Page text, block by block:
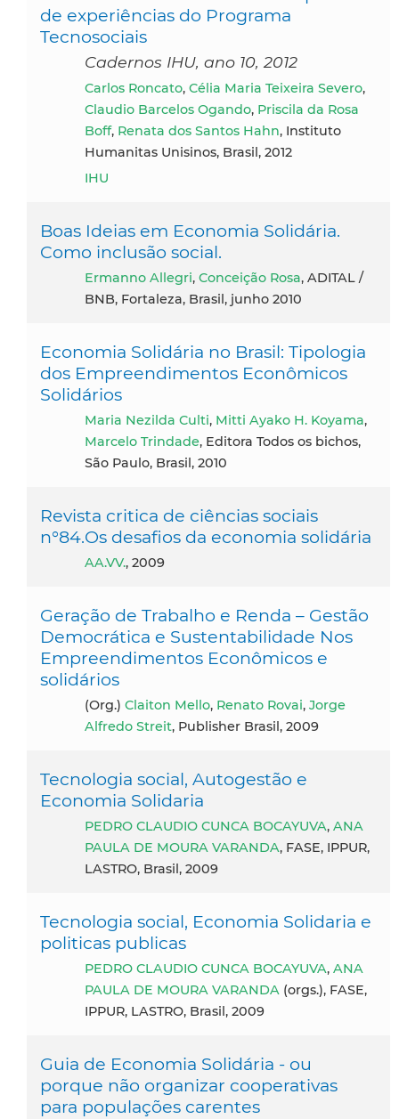
de experiências do Programa
Tecnosociais
Cadernos IHU, ano 10, 2012
Carlos Roncato, Célia Maria Teixeira Severo,
Claudio Barcelos Ogando, Priscila da Rosa
Boff, Renata dos Santos Hahn, Instituto
Humanitas Unisinos, Brasil, 2012
IHU
Boas Ideias em Economia Solidária.
Como inclusão social.
Ermanno Allegri, Conceição Rosa, ADITAL /
BNB, Fortaleza, Brasil, junho 2010
Economia Solidária no Brasil: Tipologia
dos Empreendimentos Econômicos
Solidários
Maria Nezilda Culti, Mitti Ayako H. Koyama,
Marcelo Trindade, Editora Todos os bichos,
São Paulo, Brasil, 2010
Revista critica de ciências sociais
n°84.Os desafios da economia solidária
AA.VV., 2009
Geração de Trabalho e Renda – Gestão
Democrática e Sustentabilidade Nos
Empreendimentos Econômicos e
solidários
(Org.) Claiton Mello, Renato Rovai, Jorge
Alfredo Streit, Publisher Brasil, 2009
Tecnologia social, Autogestão e
Economia Solidaria
PEDRO CLAUDIO CUNCA BOCAYUVA, ANA
PAULA DE MOURA VARANDA, FASE, IPPUR,
LASTRO, Brasil, 2009
Tecnologia social, Economia Solidaria e
politicas publicas
PEDRO CLAUDIO CUNCA BOCAYUVA, ANA
PAULA DE MOURA VARANDA (orgs.), FASE,
IPPUR, LASTRO, Brasil, 2009
Guia de Economia Solidária - ou
porque não organizar cooperativas
para populações carentes